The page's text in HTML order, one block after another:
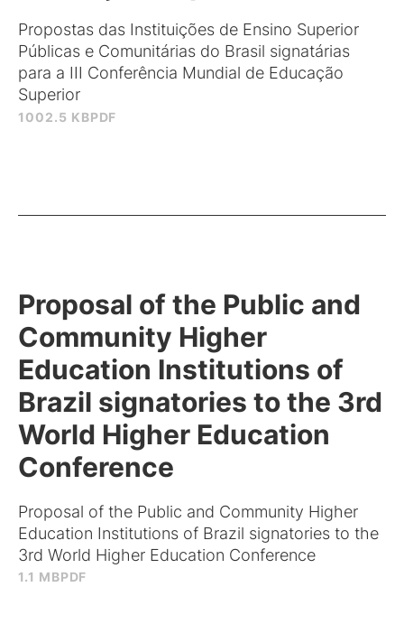
1002.5 KBPDF
Propostas das Instituições de Ensino Superior
Públicas e Comunitárias do Brasil signatárias
para a III Conferência Mundial de Educação
Superior
1.1 MBPDF
Proposal of the Public and
Community Higher
Education Institutions of
Brazil signatories to the 3rd
World Higher Education
Conference
Proposal of the Public and Community Higher
Education Institutions of Brazil signatories to the
3rd World Higher Education Conference